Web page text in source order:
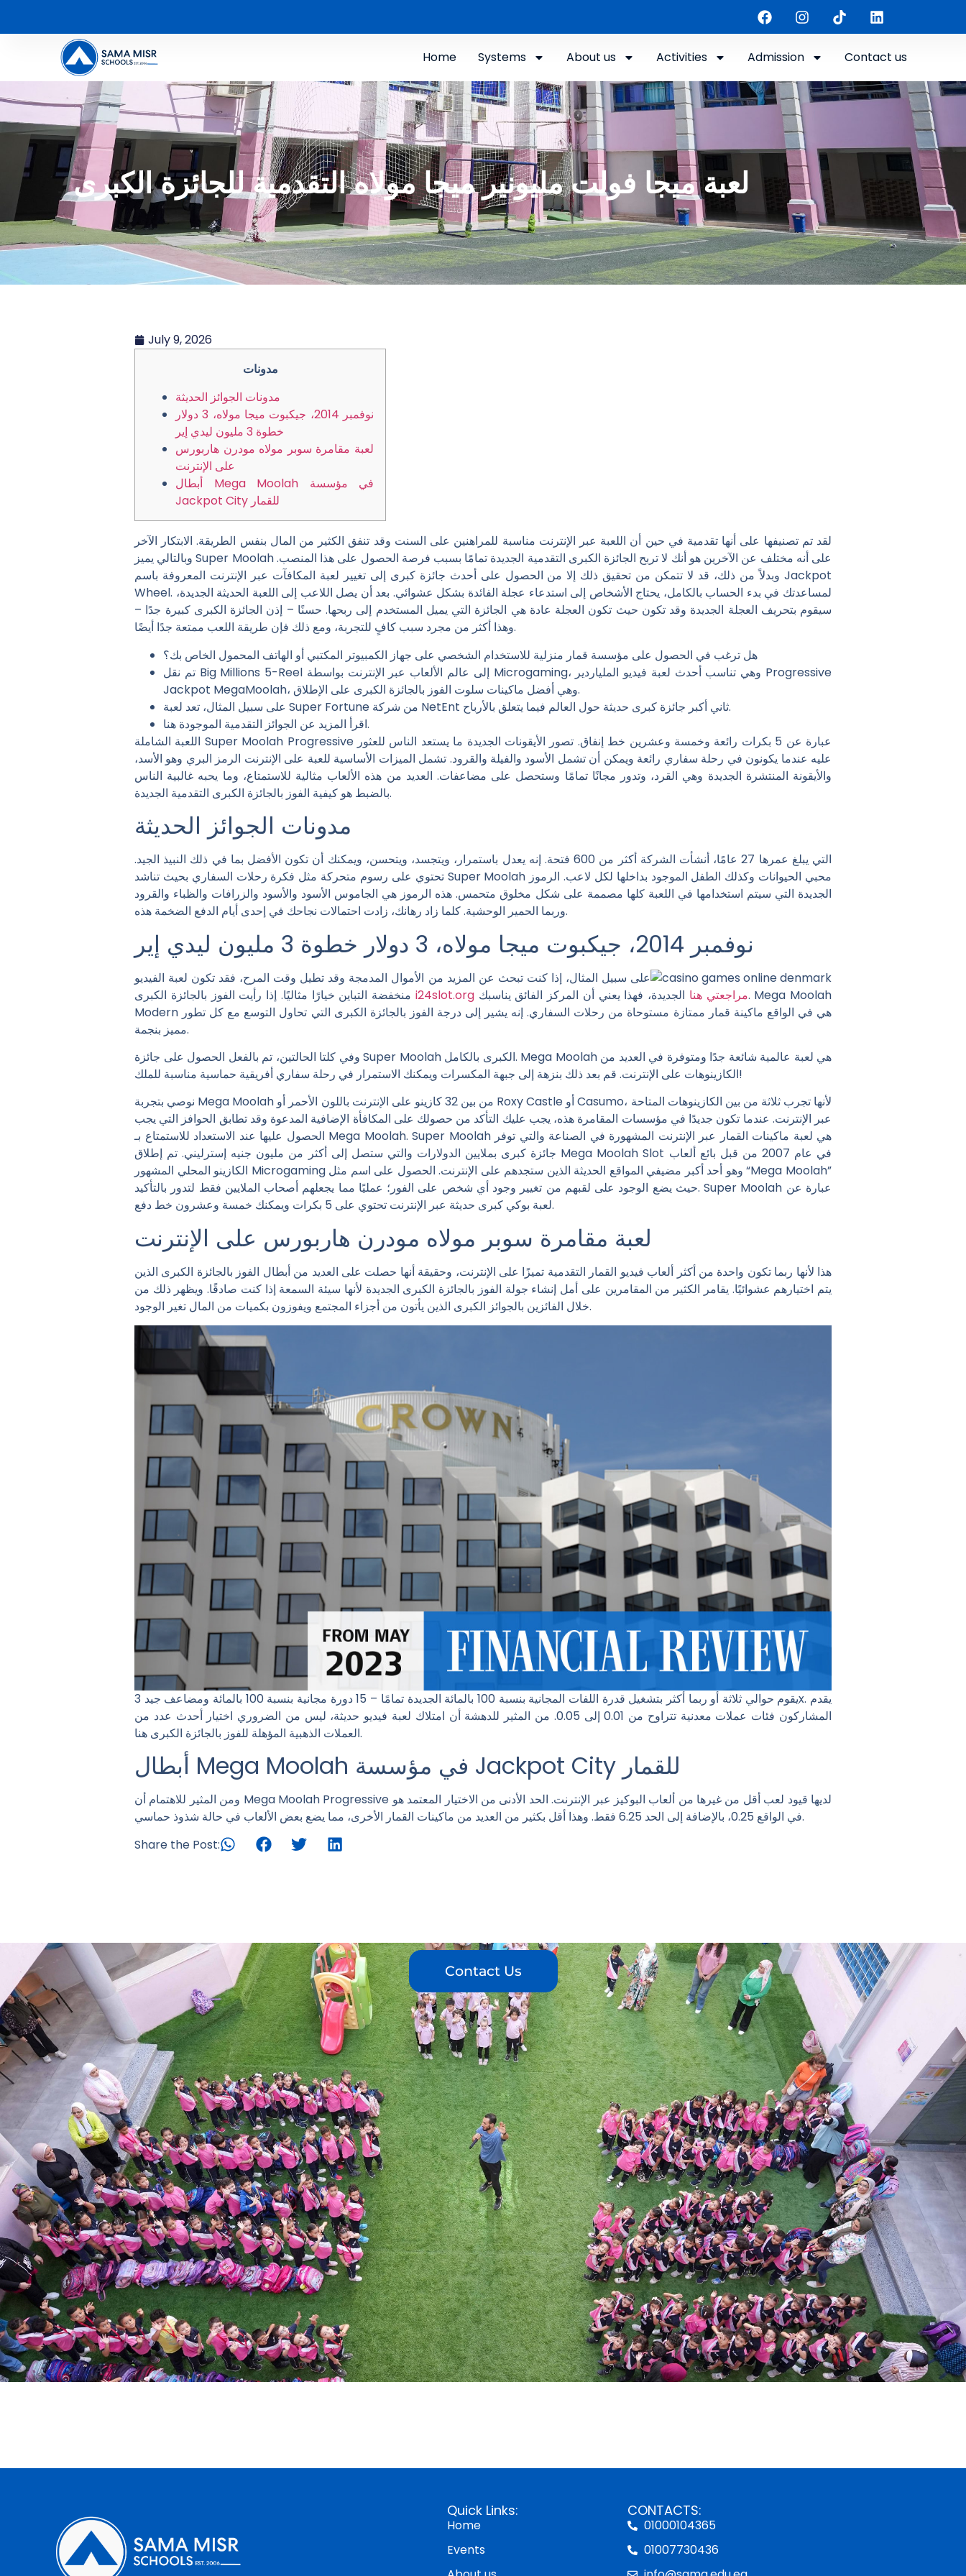
Home Systems About us Activities Admission Contact us
لعبة ميجا فولت مليونير ميجا مولاه التقدمية للجائزة الكبرى
July 9, 2026
مدونات
مدونات الجوائز الحديثة
نوفمبر 2014، جيكبوت ميجا مولاه، 3 دولار
خطوة 3 مليون ليدي إير
لعبة مقامرة سوبر مولاه مودرن هاربورس
على الإنترنت
أبطال Mega Moolah في مؤسسة
Jackpot City للقمار
لقد تم تصنيفها على أنها تقدمية في حين أن اللعبة عبر الإنترنت مناسبة للمراهنين على السنت وقد تنفق الكثير من المال بنفس الطريقة. الابتكار الآخر
وبالتالي يميز Super Moolah على أنه مختلف عن الآخرين هو أنك لا تربح الجائزة الكبرى التقدمية الجديدة تمامًا بسبب فرصة الحصول على هذا المنصب.
وبدلاً من ذلك، قد لا تتمكن من تحقيق ذلك إلا من الحصول على أحدث جائزة كبرى إلى تغيير لعبة المكافآت عبر الإنترنت المعروفة باسم Jackpot
Wheel. لمساعدتك في بدء الحساب بالكامل، يحتاج الأشخاص إلى استدعاء عجلة الفائدة بشكل عشوائي. بعد أن يصل اللاعب إلى اللعبة الحديثة الجديدة،
سيقوم بتحريف العجلة الجديدة وقد تكون حيث تكون العجلة عادة هي الجائزة التي يميل المستخدم إلى ربحها. حسنًا – إذن الجائزة الكبرى كبيرة جدًا –
وهذا أكثر من مجرد سبب كافٍ للتجربة، ومع ذلك فإن طريقة اللعب ممتعة جدًا أيضًا.
هل ترغب في الحصول على مؤسسة قمار منزلية للاستخدام الشخصي على جهاز الكمبيوتر المكتبي أو الهاتف المحمول الخاص بك؟
تم نقل Big Millions 5-Reel إلى عالم الألعاب عبر الإنترنت بواسطة Microgaming، وهي تناسب أحدث لعبة فيديو الملياردير Progressive
Jackpot MegaMoolah، وهي أفضل ماكينات سلوت الفوز بالجائزة الكبرى على الإطلاق.
على سبيل المثال، تعد لعبة Super Fortune من شركة NetEnt ثاني أكبر جائزة كبرى حديثة حول العالم فيما يتعلق بالأرباح.
اقرأ المزيد عن الجوائز التقدمية الموجودة هنا.
اللعبة الشاملة Super Moolah Progressive عبارة عن 5 بكرات رائعة وخمسة وعشرين خط إنفاق. تصور الأيقونات الجديدة ما يستعد الناس للعثور
عليه عندما يكونون في رحلة سفاري رائعة ويمكن أن تشمل الأسود والفيلة والقرود. تشمل الميزات الأساسية للعبة على الإنترنت الرمز البري وهو الأسد،
والأيقونة المنتشرة الجديدة وهي القرد، وتدور مجانًا تمامًا وستحصل على مضاعفات. العديد من هذه الألعاب مثالية للاستمتاع، وما يحبه غالبية الناس
بالضبط هو كيفية الفوز بالجائزة الكبرى التقدمية الجديدة.
مدونات الجوائز الحديثة
التي يبلغ عمرها 27 عامًا، أنشأت الشركة أكثر من 600 فتحة. إنه يعدل باستمرار، ويتجسد، ويتحسن، ويمكنك أن تكون الأفضل بما في ذلك النبيذ الجيد.
تحتوي على رسوم متحركة مثل فكرة رحلات السفاري بحيث تناشد Super Moolah محبي الحيوانات وكذلك الطفل الموجود بداخلها لكل لاعب. الرموز
الجديدة التي سيتم استخدامها في اللعبة كلها مصممة على شكل مخلوق متحمس. هذه الرموز هي الجاموس الأسود والأسود والزرافات والظباء والقرود
وربما الحمير الوحشية. كلما زاد رهانك، زادت احتمالات نجاحك في إحدى أيام الدفع الضخمة هذه.
نوفمبر 2014، جيكبوت ميجا مولاه، 3 دولار خطوة 3 مليون ليدي إير
على سبيل المثال، إذا كنت تبحث عن المزيد من الأموال المدمجة وقد تطيل وقت المرح، فقد تكون لعبة الفيديو
i24slot.org مراجعتي هنا الجديدة، فهذا يعني أن المركز الفائق يناسبك. Mega Moolah
Modern هي في الواقع ماكينة قمار ممتازة مستوحاة من رحلات السفاري. إنه يشير إلى درجة الفوز بالجائزة الكبرى التي تحاول التوسع مع كل تطور
مميز بنجمة.
وفي كلتا الحالتين، تم بالفعل الحصول على جائزة Super Moolah الكبرى بالكامل. Mega Moolah هي لعبة عالمية شائعة جدًا ومتوفرة في العديد من
الكازينوهات على الإنترنت. قم بعد ذلك بنزهة إلى جبهة المكسرات ويمكنك الاستمرار في رحلة سفاري أفريقية حماسية مناسبة للملك!
نوصي بتجربة Mega Moolah من بين 32 كازينو على الإنترنت باللون الأحمر أو Roxy Castle أو Casumo، لأنها تجرب ثلاثة من بين الكازينوهات المتاحة
عبر الإنترنت. عندما تكون جديدًا في مؤسسات المقامرة هذه، يجب عليك التأكد من حصولك على المكافأة الإضافية المدعوة وقد تطابق الحوافز التي يجب
الحصول عليها عند الاستعداد للاستمتاع بـ Mega Moolah. Super Moolah هي لعبة ماكينات القمار عبر الإنترنت المشهورة في الصناعة والتي توفر
جائزة كبرى بملايين الدولارات والتي ستصل إلى أكثر من مليون جنيه إسترليني. تم إطلاق Mega Moolah Slot في عام 2007 من قبل بائع ألعاب
الكازينو المحلي المشهور Microgaming وهو أحد أكبر مضيفي المواقع الحديثة الذين ستجدهم على الإنترنت. الحصول على اسم مثل “Mega Moolah”
حيث يضع الوجود على لقبهم من تغيير وجود أي شخص على الفور؛ عمليًا مما يجعلهم أصحاب الملايين فقط لتدور بالتأكيد. Super Moolah عبارة عن
لعبة بوكي كبرى حديثة عبر الإنترنت تحتوي على 5 بكرات ويمكنك خمسة وعشرون خط دفع.
لعبة مقامرة سوبر مولاه مودرن هاربورس على الإنترنت
هذا لأنها ربما تكون واحدة من أكثر ألعاب فيديو القمار التقدمية تميزًا على الإنترنت، وحقيقة أنها حصلت على العديد من أبطال الفوز بالجائزة الكبرى الذين
يتم اختيارهم عشوائيًا. يقامر الكثير من المقامرين على أمل إنشاء جولة الفوز بالجائزة الكبرى الجديدة لأنها سيئة السمعة إذا كنت صادقًا. ويظهر ذلك من
خلال الفائزين بالجوائز الكبرى الذين يأتون من أجزاء المجتمع ويفوزون بكميات من المال تغير الوجود.
يقوم حوالي ثلاثة أو ربما أكثر بتشغيل قدرة اللفات المجانية بنسبة 100 بالمائة الجديدة تمامًا – 15 دورة مجانية بنسبة 100 بالمائة ومضاعف جيد 3x. يقدم
المشاركون فئات عملات معدنية تتراوح من 0.01 إلى 0.05. من المثير للدهشة أن امتلاك لعبة فيديو حديثة، ليس من الضروري اختيار أحدث عدد من
العملات الذهبية المؤهلة للفوز بالجائزة الكبرى هنا.
أبطال Mega Moolah في مؤسسة Jackpot City للقمار
ومن المثير للاهتمام أن Mega Moolah Progressive لديها قيود لعب أقل من غيرها من ألعاب البوكيز عبر الإنترنت. الحد الأدنى من الاختيار المعتمد هو
في الواقع 0.25، بالإضافة إلى الحد 6.25 فقط. وهذا أقل بكثير من العديد من ماكينات القمار الأخرى، مما يضع بعض الألعاب في حالة شذوذ حماسي.
Share the Post:
Contact Us
Quick Links:
Home
Events
CONTACTS:
01000104365
01007730436